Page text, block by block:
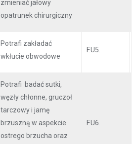
zmieniać jałowy
opatrunek chirurgiczny
Potrafi zakładać
wkłucie obwodowe
F.U5.
Potrafi badać sutki,
węzły chłonne, gruczoł
tarczowy i jamę
brzuszną w aspekcie
ostrego brzucha oraz
F.U6.